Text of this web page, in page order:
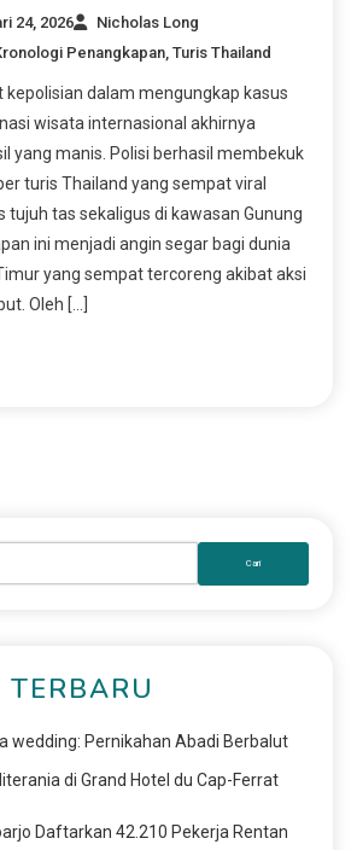
24, 2026
Nicholas Long
Penangkapan ,Turis Thailand
kepolisian dalam mengungkap kasus
wisata internasional akhirnya
yang manis. Polisi berhasil membekuk
turis Thailand yang sempat viral
tujuh tas sekaligus di kawasan Gunung
ini menjadi angin segar bagi dunia
yang sempat tercoreng akibat aksi
Oleh […]
wedding: Pernikahan Abadi Berbalut
di Grand Hotel du Cap-Ferrat
Daftarkan 42.210 Pekerja Rentan